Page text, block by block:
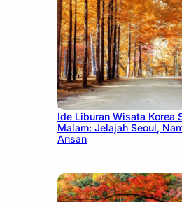
July 15, 2026
Ide Liburan Wisata Korea
Malam: Jelajah Seoul,
Ansan